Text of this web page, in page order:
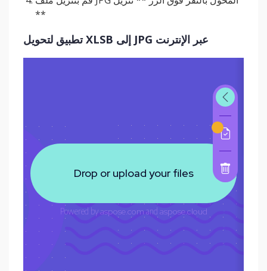
**
تطبيق لتحويل XLSB إلى JPG عبر الإنترنت